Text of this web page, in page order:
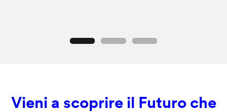
Vieni a scoprire il Futuro che